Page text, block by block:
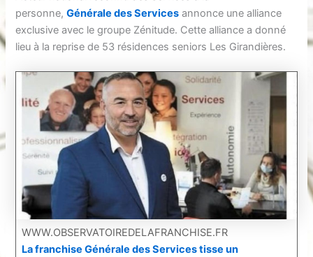
personne,Générale des Services annonce une alliance
exclusive avec le groupe Zénitude. Cette alliance a donné
lieu à la reprise de 53 résidences seniors Les Girandières.
WWW.OBSERVATOIREDELAFRANCHISE.FR
La franchise Générale des Services tisse un